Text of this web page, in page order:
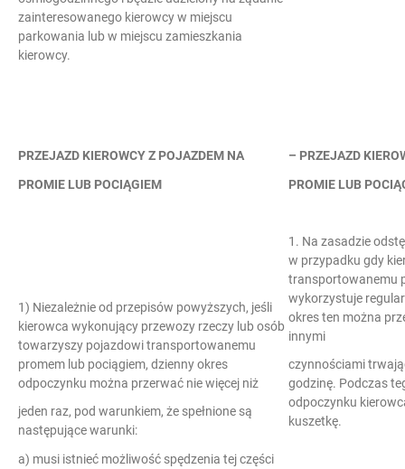
zainteresowanego kierowcy w miejscu
parkowania lub w miejscu zamieszkania
kierowcy.
PRZEJAZD KIEROWCY Z POJAZDEM NA
PROMIE LUB POCIĄGIEM
– PRZEJAZD
PROMIE LUB
1) Niezależnie od przepisów powyższych, jeśli
kierowca wykonujący przewozy rzeczy lub osób
towarzyszy pojazdowi transportowanemu
promem lub pociągiem, dzienny okres
odpoczynku można przerwać nie więcej niż
jeden raz, pod warunkiem, że spełnione są
następujące warunki:
a) musi istnieć możliwość spędzenia tej części
1. Na zasadzie
w przypadku gdy
transportowanemu
wykorzystuje
okres ten można
innymi
czynnościami
godzinę. Podczas
odpoczynku
kuszetkę.